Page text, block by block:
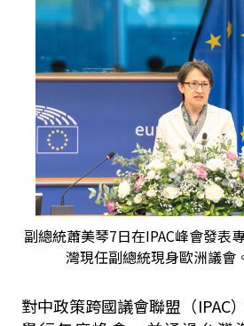
副總統蕭美琴7日在IPAC峰會發表
灣現任副總統現身歐洲議會
對中政策跨國議會聯盟（IPAC